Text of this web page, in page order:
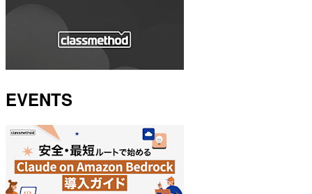
EVENTS